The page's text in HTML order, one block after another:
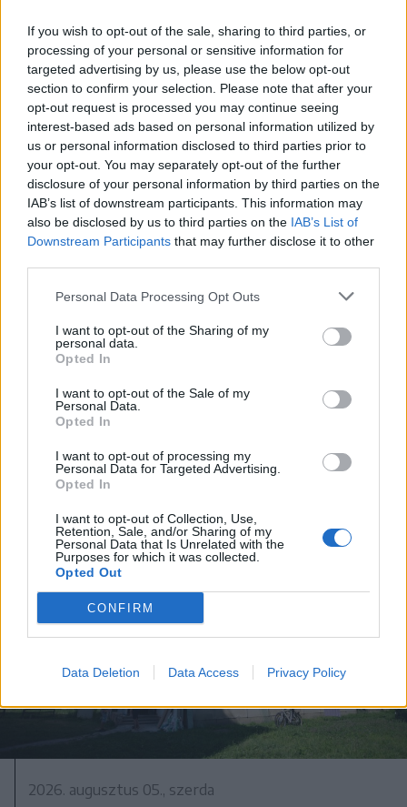
If you wish to opt-out of the sale, sharing to third parties, or
processing of your personal or sensitive information for
targeted advertising by us, please use the below opt-out
section to confirm your selection. Please note that after your
opt-out request is processed you may continue seeing
interest-based ads based on personal information utilized by
us or personal information disclosed to third parties prior to
your opt-out. You may separately opt-out of the further
disclosure of your personal information by third parties on the
IAB’s list of downstream participants. This information may
also be disclosed by us to third parties on the IAB’s List of
Downstream Participants that may further disclose it to other
Personal Data Processing Opt Outs
I want to opt-out of the Sharing of my
personal data.
Opted In
I want to opt-out of the Sale of my
Personal Data.
Opted In
I want to opt-out of processing my
Personal Data for Targeted Advertising.
Opted In
I want to opt-out of Collection, Use,
Retention, Sale, and/or Sharing of my
Personal Data that Is Unrelated with the
Purposes for which it was collected.
Opted Out
CONFIRM
Data Deletion Data Access Privacy Policy
Nem a hőhullám okozza a
legnagyobb gondot a
mezőgazdaságban, hanem valami
egészen más
2026. augusztus 05., szerda